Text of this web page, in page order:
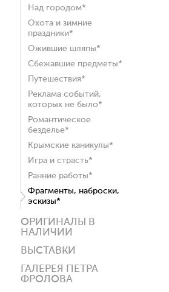
Над городом*
Охота и зимние
праздники*
Ожившие шляпы*
Сбежавшие предметы*
Путешествия*
Реклама событий,
которых не было*
Романтическое
безделье*
Крымские каникулы*
Игра и страсть*
Ранние работы*
Фрагменты, наброски,
эскизы*
ОРИГИНАЛЫ В
НАЛИЧИИ
ВЫСТАВКИ
ГАЛЕРЕЯ ПЕТРА
ФРОЛОВА